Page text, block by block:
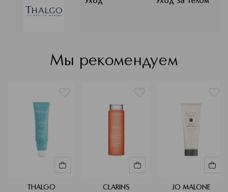
лаборатория открылась уже на
Мы рекомендуем
THALGO CLARINS
JO MALONE